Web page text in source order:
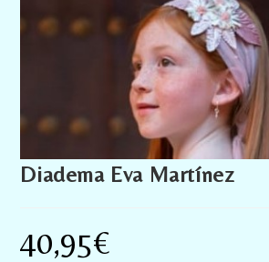
Diadema Eva Martínez
40,95€